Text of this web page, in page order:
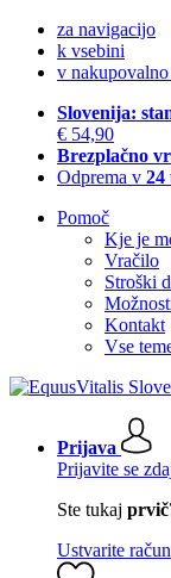
za navigacijo
k vsebini
v
Slovenija:
€ 54,90
Brezplačno
Odprema v 24
Pomoč
Kje je
Vračilo
Stroški
Kontakt
Vse
Prijava
Prijavite se
Ste tukaj
Ustvarite račun